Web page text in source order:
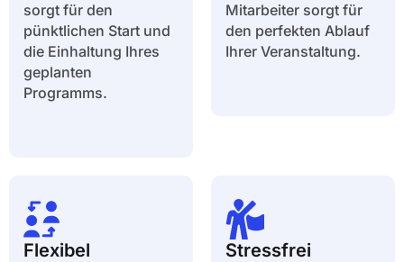
sorgt für den
pünktlichen Start und
die Einhaltung Ihres
geplanten
Programms.
Mitarbeiter sorgt für
den perfekten Ablauf
Ihrer Veranstaltung.
Flexibel Stressfrei